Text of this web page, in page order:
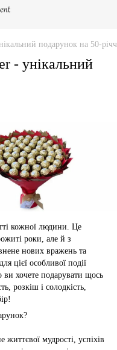
подарунок на 50-
- унікальний
кожної людини. Це
роки, але й з
нових вражень та
цієї особливої події
хочете подарувати щось
розкіш і солодкість,
мудрості, успіхів